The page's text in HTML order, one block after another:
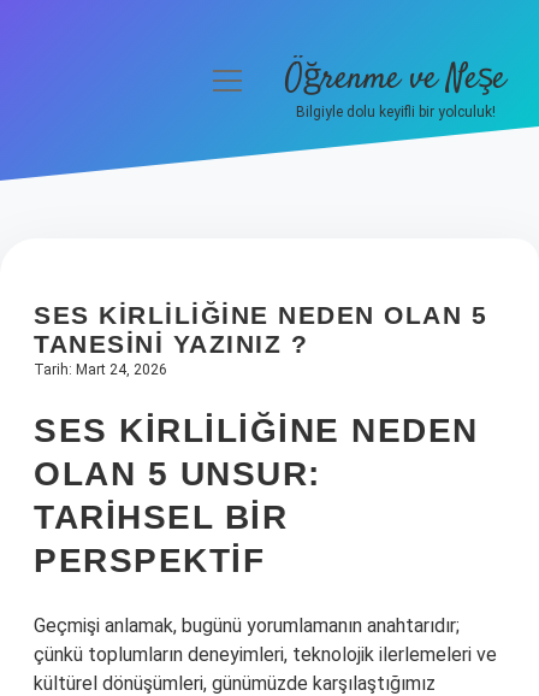
Hakkımızda
menüyüÖğrenme ve Neşe
Bilgiyle dolu keyifli bir yolculuk!
SES KIRLILIĞINE NEDEN OLAN 5
TANESINI YAZINIZ ?
Tarih: Mart 24, 2026
SES KIRLILIĞINE NEDEN
OLAN 5 UNSUR:
TARIHSEL BIR
PERSPEKTIF
Geçmişi anlamak, bugünü yorumlamanın anahtarıdır;
çünkü toplumların deneyimleri, teknolojik ilerlemeleri ve
kültürel dönüşümleri, günümüzde karşılaştığımız